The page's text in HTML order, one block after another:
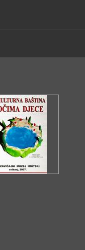
Etnografski postav
uzgajale dudov svilac i
djelatnost ovog kraja.
uzgajao je duhan, u
a budući da je i sama
kompleksa za obradu
uklapa u priču o toj
Muzej ima velik broj
srednjeg vijeka i doba
izloženi.